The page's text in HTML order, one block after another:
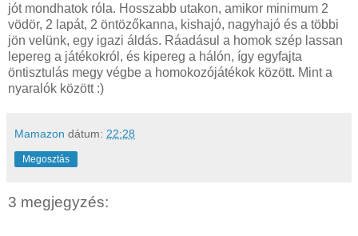
jót mondhatok róla. Hosszabb utakon, amikor minimum 2
vödör, 2 lapát, 2 öntözőkanna, kishajó, nagyhajó és a többi
jön velünk, egy igazi áldás. Ráadásul a homok szép lassan
lepereg a játékokról, és kipereg a hálón, így egyfajta
öntisztulás megy végbe a homokozójátékok között. Mint a
nyaralók között :)
Mamazon dátum: 22:28
Megosztás
3 megjegyzés: